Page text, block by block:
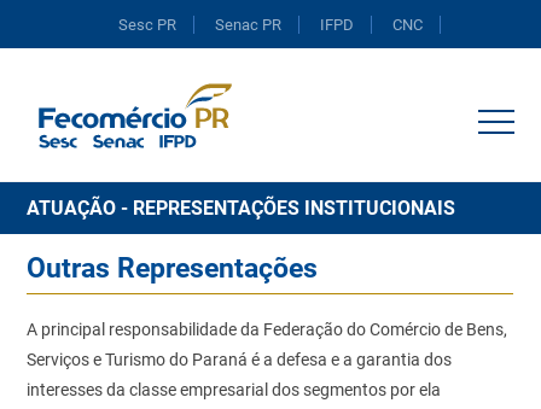
Sesc PR Senac PR IFPD CNC
ATUAÇÃO - REPRESENTAÇÕES INSTITUCIONAIS
Outras Representações
A principal responsabilidade da Federação do Comércio de Bens,
Serviços e Turismo do Paraná é a defesa e a garantia dos
interesses da classe empresarial dos segmentos por ela